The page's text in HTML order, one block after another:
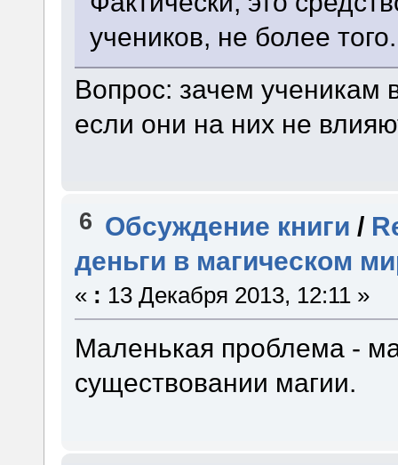
учеников, не более того.
Вопрос: зачем ученикам
если они на них не
6 Обсуждение книги /
деньги в магическом
« : 13 Декабря 2013, 12:11 »
Маленькая проблема -
существовании магии.